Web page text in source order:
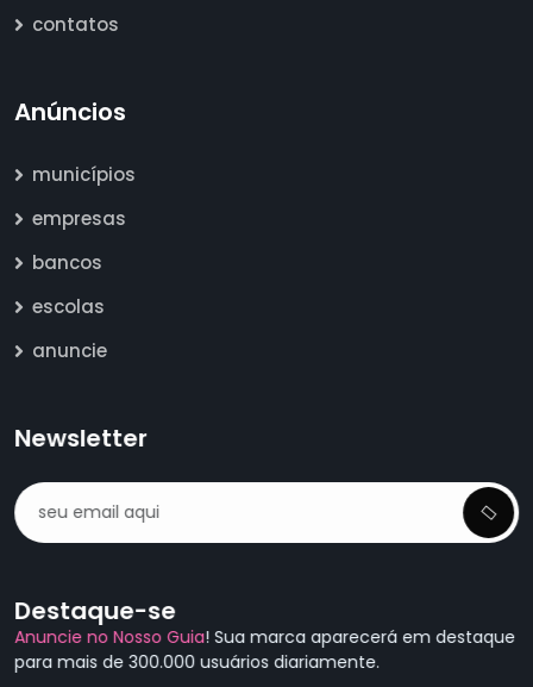
contatos
Anúncios
municípios
empresas
bancos
escolas
anuncie
Newsletter
Destaque-se
Anuncie no Nosso Guia! Sua marca aparecerá em destaque
para mais de 300.000 usuários diariamente.